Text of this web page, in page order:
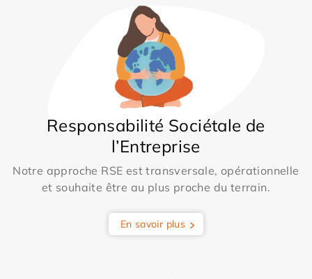
Responsabilité Sociétale de
l’Entreprise
Notre approche RSE est transversale, opérationnelle
et souhaite être au plus proche du terrain.
En savoir plus